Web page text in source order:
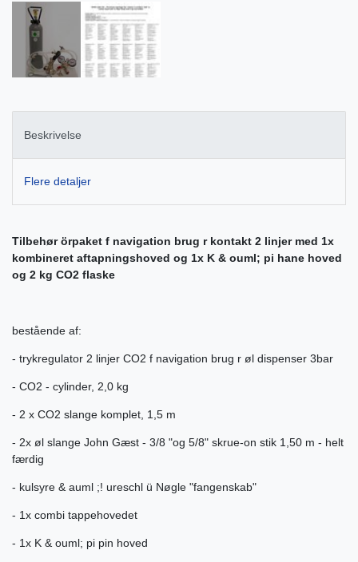
Beskrivelse
Flere detaljer
Tilbehør örpaket f navigation brug r kontakt 2 linjer med 1x
kombineret aftapningshoved og 1x K & ouml; pi hane hoved
og 2 kg CO2 flaske
bestående af:
- trykregulator 2 linjer CO2 f navigation brug r øl dispenser 3bar
- CO2 - cylinder, 2,0 kg
- 2 x CO2 slange komplet, 1,5 m
- 2x øl slange John Gæst - 3/8 "og 5/8" skrue-on stik 1,50 m - helt
færdig
- kulsyre & auml ;! ureschl ü Nøgle "fangenskab"
- 1x combi tappehovedet
- 1x K & ouml; pi pin hoved